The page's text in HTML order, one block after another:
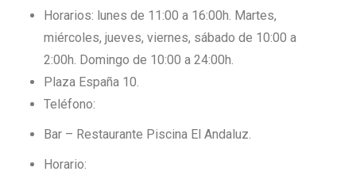
Horarios: lunes de 11:00 a 16:00h. Martes,
miércoles, jueves, viernes, sábado de 10:00 a
2:00h. Domingo de 10:00 a 24:00h.
Plaza España 10.
Teléfono:
Bar – Restaurante Piscina El Andaluz.
Horario: